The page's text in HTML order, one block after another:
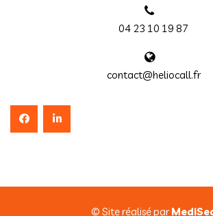
04 23 10 19 87
contact@heliocall.fr
© Site réalisé par